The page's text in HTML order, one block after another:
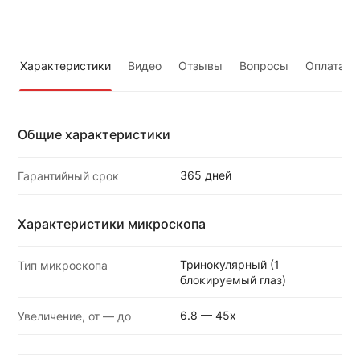
Характеристики Видео Отзывы Вопросы Оплата
Общие характеристики
Гарантийный срок 365 дней
Характеристики микроскопа
Тип микроскопа
Тринокулярный (1
блокируемый глаз)
Увеличение, от — до 6.8 — 45x